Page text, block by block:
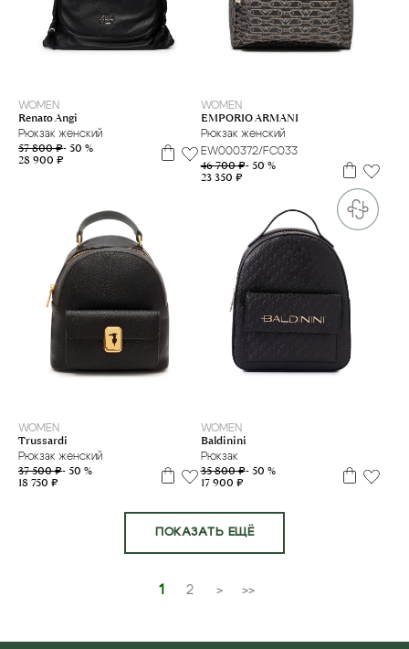
WOMEN
Renato Angi
Рюкзак женский
57 800 ₽- 50 %
28 900 ₽
WOMEN
EMPORIO ARMANI
Рюкзак женский
EW000372/FC033
46 700 ₽- 50 %
23 350 ₽
WOMEN
Trussardi
Рюкзак женский
37 500 ₽- 50 %
18 750 ₽
WOMEN
Baldinini
Рюкзак
35 800 ₽- 50 %
17 900 ₽
ПОКАЗАТЬ ЕЩЁ
1 2 > >>